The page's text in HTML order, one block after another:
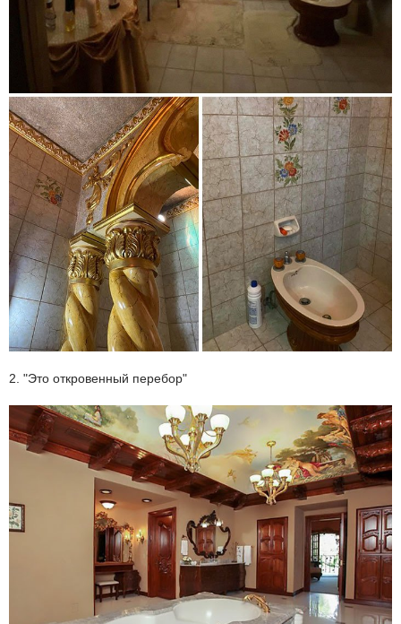
2. "Это откровенный перебор"